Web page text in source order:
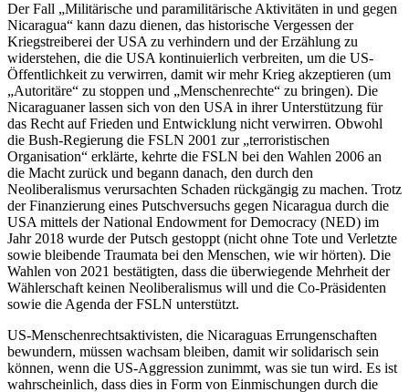
Der Fall „Militärische und paramilitärische Aktivitäten in und gegen
Nicaragua“ kann dazu dienen, das historische Vergessen der
Kriegstreiberei der USA zu verhindern und der Erzählung zu
widerstehen, die die USA kontinuierlich verbreiten, um die US-
Öffentlichkeit zu verwirren, damit wir mehr Krieg akzeptieren (um
„Autoritäre“ zu stoppen und „Menschenrechte“ zu bringen). Die
Nicaraguaner lassen sich von den USA in ihrer Unterstützung für
das Recht auf Frieden und Entwicklung nicht verwirren. Obwohl
die Bush-Regierung die FSLN 2001 zur „terroristischen
Organisation“ erklärte, kehrte die FSLN bei den Wahlen 2006 an
die Macht zurück und begann danach, den durch den
Neoliberalismus verursachten Schaden rückgängig zu machen. Trotz
der Finanzierung eines Putschversuchs gegen Nicaragua durch die
USA mittels der National Endowment for Democracy (NED) im
Jahr 2018 wurde der Putsch gestoppt (nicht ohne Tote und Verletzte
sowie bleibende Traumata bei den Menschen, wie wir hörten). Die
Wahlen von 2021 bestätigten, dass die überwiegende Mehrheit der
Wählerschaft keinen Neoliberalismus will und die Co-Präsidenten
sowie die Agenda der FSLN unterstützt.
US-Menschenrechtsaktivisten, die Nicaraguas Errungenschaften
bewundern, müssen wachsam bleiben, damit wir solidarisch sein
können, wenn die US-Aggression zunimmt, was sie tun wird. Es ist
wahrscheinlich, dass dies in Form von Einmischungen durch die